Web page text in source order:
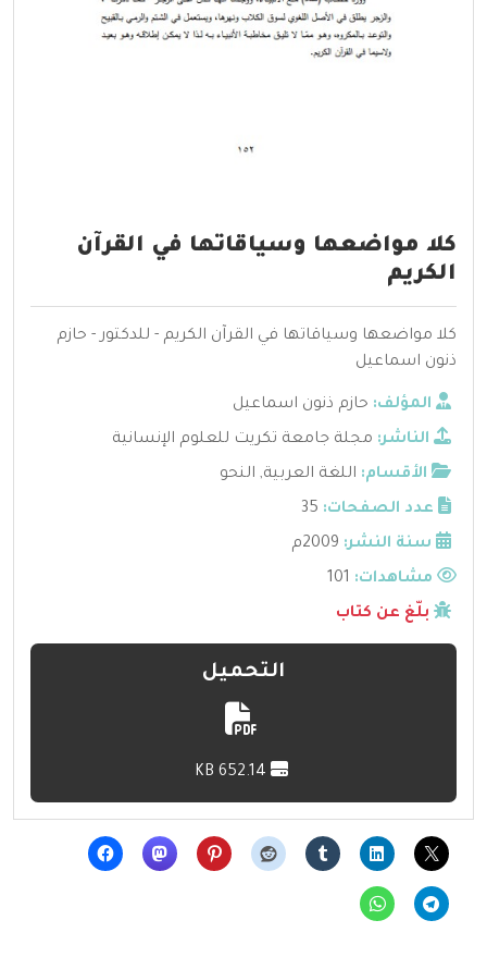
كلا مواضعها وسياقاتها في القرآن
الكريم
كلا مواضعها وسياقاتها في القرآن الكريم - للدكتور - حازم
ذنون اسماعيل
المؤلف: حازم ذنون اسماعيل
الناشر: مجلة جامعة تكريت للعلوم الإنسانية
الأقسام: اللغة العربية, النحو
عدد الصفحات: 35
سنة النشر: 2009م
مشاهدات:
بلّغ عن كتاب
التحميل